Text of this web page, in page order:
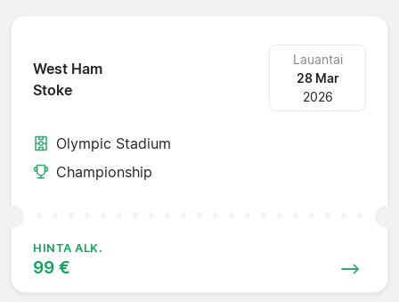
West Ham
Stoke
Lauantai
28 Mar
2026
Olympic Stadium
Championship
HINTA ALK.
99 €